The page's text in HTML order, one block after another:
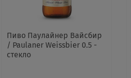
Пиво Паулайнер Вайсбир
/ Paulaner Weissbier 0.5 -
стекло